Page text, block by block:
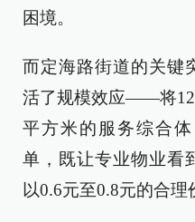
困境。
而定海路街道的关键
活了规模效应——将12
平方米的服务综合
单，既让专业物业看
以0.6元至0.8元的合理